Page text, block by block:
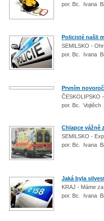
por. Bc. Ivana
Policisté našli
SEMILSKO -
por. Bc. Ivana
Prvním
ČESKOLIPSKO
por. Bc. Vojtěch
Chlapce vážně
SEMILSKO -
por. Bc. Ivana
Jaká byla
KRAJ - Máme
por. Bc. Ivana